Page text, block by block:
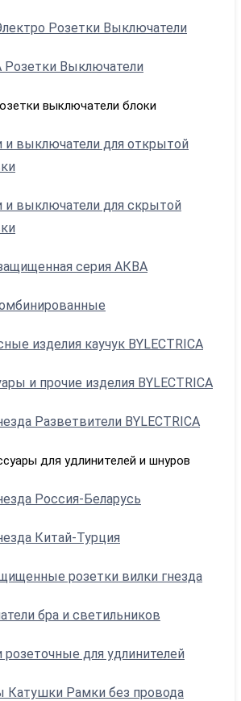
Розетки Выключатели
Розетки Выключатели
выключатели блоки
и выключатели для открытой
и выключатели для скрытой
серия АКВА
изделия каучук BYLECTRICA
и прочие изделия BYLECTRICA
Разветвители BYLECTRICA
для удлинителей и шнуров
Россия-Беларусь
Китай-Турция
розетки вилки гнезда
бра и светильников
розеточные для удлинителей
Катушки Рамки без провода